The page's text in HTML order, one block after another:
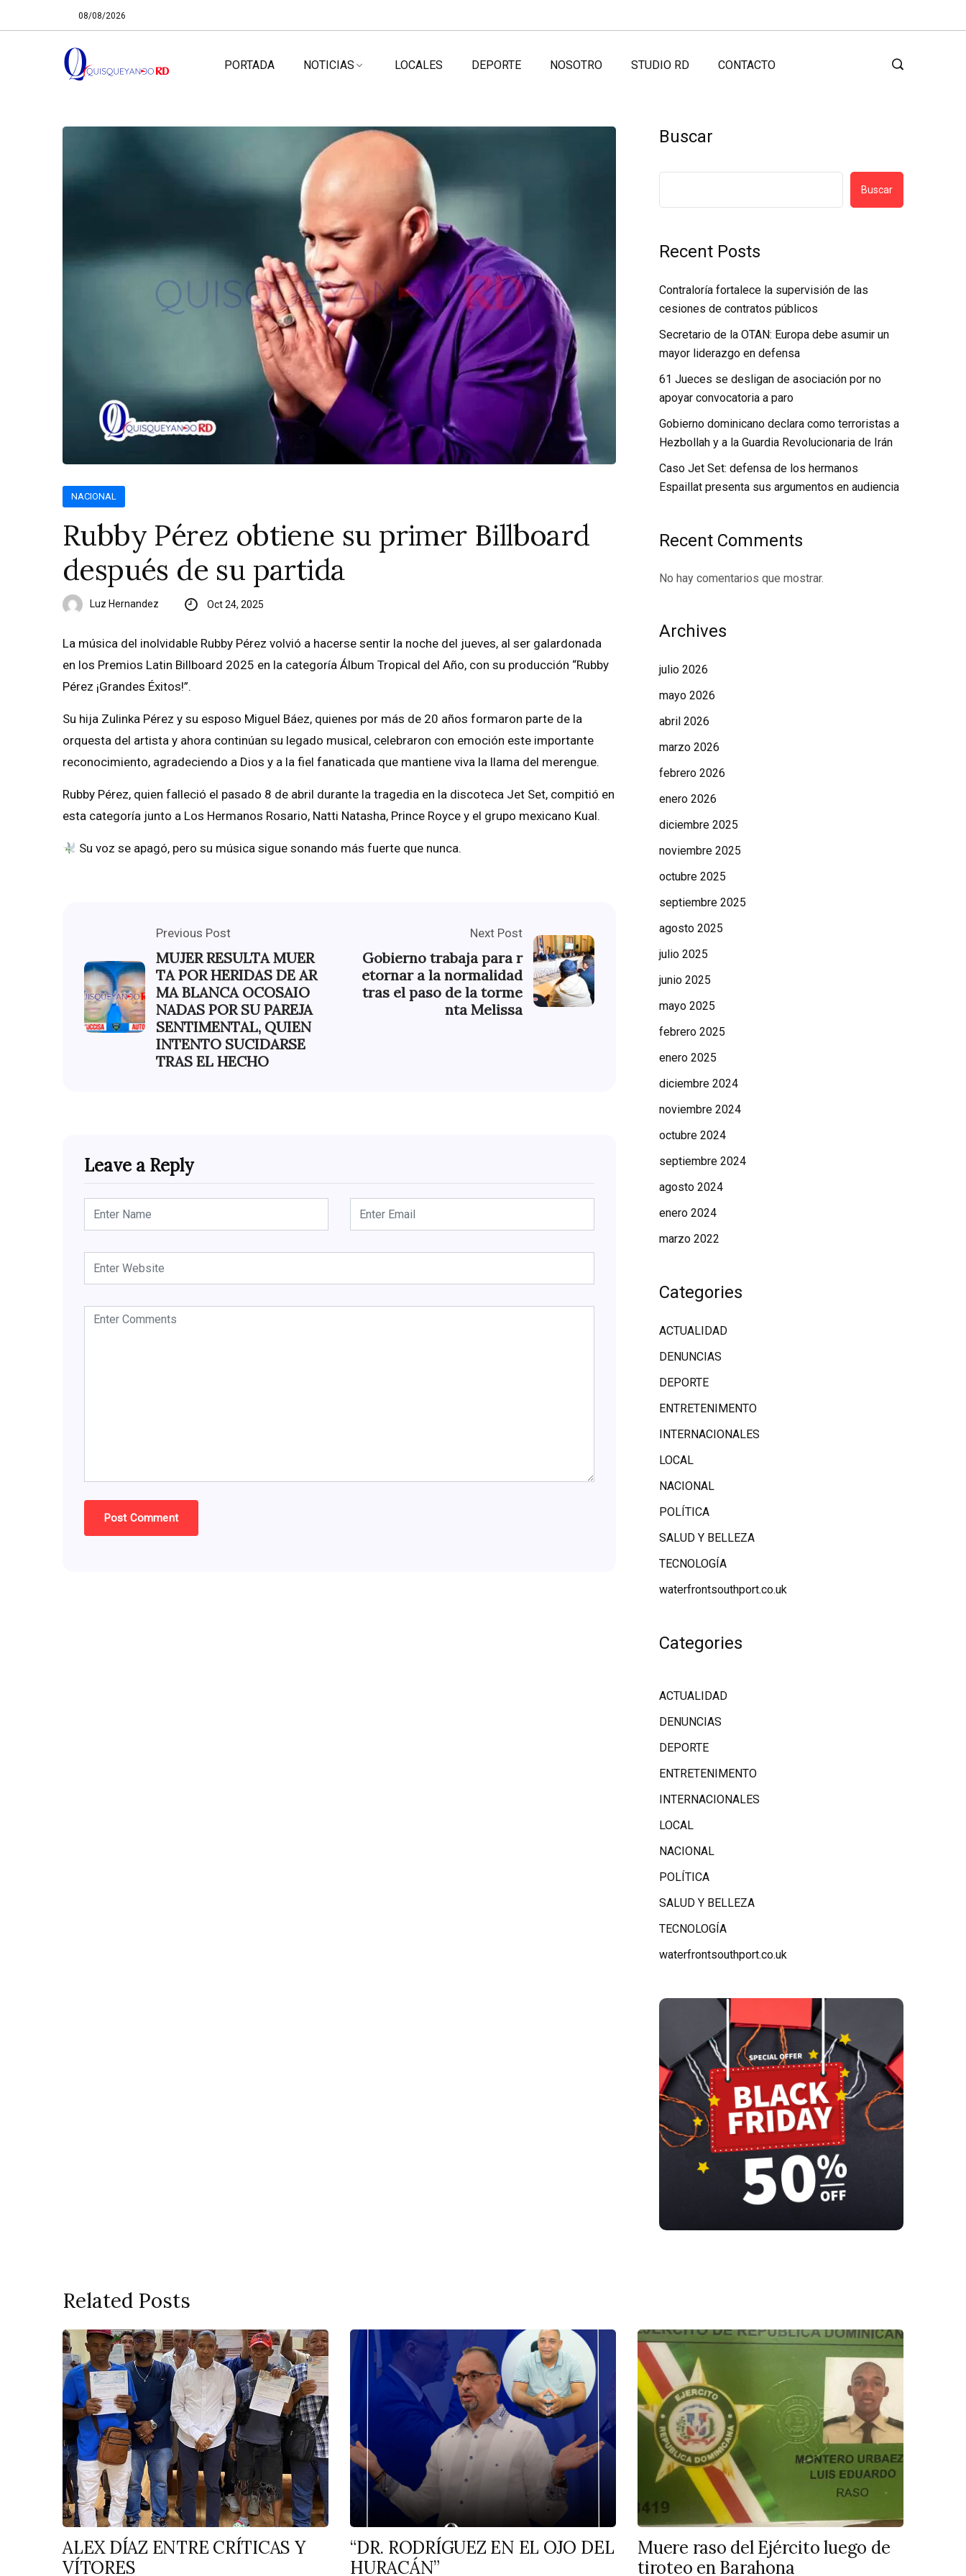
08/08/2026
PORTADA NOTICIAS LOCALES DEPORTE NOSOTRO STUDIO RD CONTACTO
NACIONAL
Rubby Pérez obtiene su primer Billboard
después de su partida
Luz Hernandez Oct 24, 2025
La música del inolvidable Rubby Pérez volvió a hacerse sentir la noche del jueves, al ser galardonada
en los Premios Latin Billboard 2025 en la categoría Álbum Tropical del Año, con su producción “Rubby
Pérez ¡Grandes Éxitos!”.
Su hija Zulinka Pérez y su esposo Miguel Báez, quienes por más de 20 años formaron parte de la
orquesta del artista y ahora continúan su legado musical, celebraron con emoción este importante
reconocimiento, agradeciendo a Dios y a la fiel fanaticada que mantiene viva la llama del merengue.
Rubby Pérez, quien falleció el pasado 8 de abril durante la tragedia en la discoteca Jet Set, compitió en
esta categoría junto a Los Hermanos Rosario, Natti Natasha, Prince Royce y el grupo mexicano Kual.
Su voz se apagó, pero su música sigue sonando más fuerte que nunca.
Previous Post
MUJER RESULTA MUER
TA POR HERIDAS DE AR
MA BLANCA OCOSAIO
NADAS POR SU PAREJA
SENTIMENTAL, QUIEN
INTENTO SUCIDARSE
TRAS EL HECHO
Next Post
Gobierno trabaja para r
etornar a la normalidad
tras el paso de la torme
nta Melissa
Leave a Reply
Buscar
Buscar
Recent Posts
Contraloría fortalece la supervisión de las
cesiones de contratos públicos
Secretario de la OTAN: Europa debe asumir un
mayor liderazgo en defensa
61 Jueces se desligan de asociación por no
apoyar convocatoria a paro
Gobierno dominicano declara como terroristas a
Hezbollah y a la Guardia Revolucionaria de Irán
Caso Jet Set: defensa de los hermanos
Espaillat presenta sus argumentos en audiencia
Recent Comments
No hay comentarios que mostrar.
Archives
julio 2026
mayo 2026
abril 2026
marzo 2026
febrero 2026
enero 2026
diciembre 2025
noviembre 2025
octubre 2025
septiembre 2025
agosto 2025
julio 2025
junio 2025
mayo 2025
febrero 2025
enero 2025
diciembre 2024
noviembre 2024
octubre 2024
septiembre 2024
agosto 2024
enero 2024
marzo 2022
Categories
ACTUALIDAD
DENUNCIAS
DEPORTE
ENTRETENIMENTO
INTERNACIONALES
LOCAL
NACIONAL
POLÍTICA
SALUD Y BELLEZA
TECNOLOGÍA
waterfrontsouthport.co.uk
Categories
ACTUALIDAD
DENUNCIAS
DEPORTE
ENTRETENIMENTO
INTERNACIONALES
LOCAL
NACIONAL
POLÍTICA
SALUD Y BELLEZA
TECNOLOGÍA
waterfrontsouthport.co.uk
Related Posts
ALEX DÍAZ ENTRE CRÍTICAS Y
VÍTORES
“DR. RODRÍGUEZ EN EL OJO DEL
HURACÁN”
Muere raso del Ejército luego de
tiroteo en Barahona